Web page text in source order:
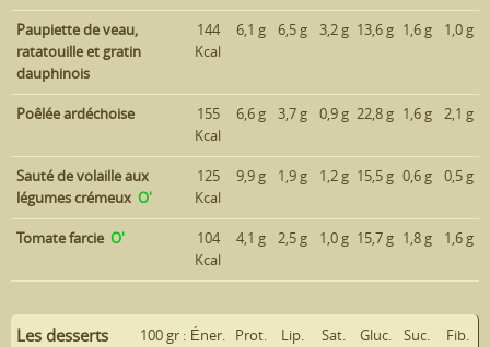
Paupiette de veau,
ratatouille et gratin
dauphinois
144
Kcal
6,1 g 6,5 g 3,2 g 13,6 g 1,6 g 1,0 g
Poêlée ardéchoise
155
Kcal
6,6 g 3,7 g 0,9 g 22,8 g 1,6 g 2,1 g
Sauté de volaille aux
légumes crémeux O'
125
Kcal
9,9 g 1,9 g 1,2 g 15,5 g 0,6 g 0,5 g
Tomate farcie O'
104
Kcal
4,1 g 2,5 g 1,0 g 15,7 g 1,8 g 1,6 g
100 gr :
Les desserts Éner. Prot. Lip. Sat. Gluc. Suc. Fib.